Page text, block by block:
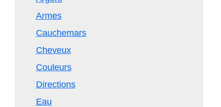
Armes
Cauchemars
Cheveux
Couleurs
Directions
Eau